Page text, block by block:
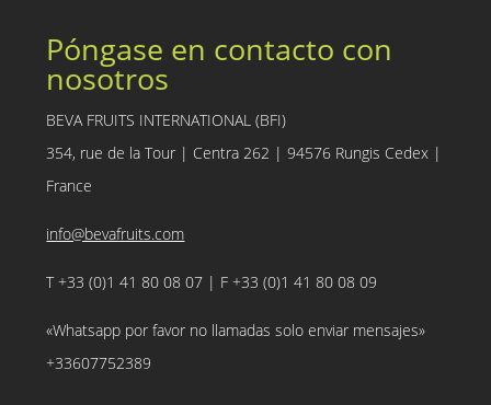
Póngase en contacto con
nosotros
BEVA FRUITS INTERNATIONAL (BFI)
354, rue de la Tour | Centra 262 | 94576 Rungis Cedex |
France
info@bevafruits.com
T +33 (0)1 41 80 08 07 | F +33 (0)1 41 80 08 09
«Whatsapp por favor no llamadas solo enviar mensajes»
+33607752389